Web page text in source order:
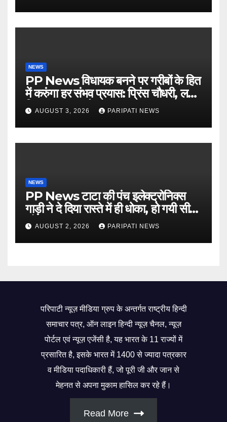
NEWS
PP News विधायक बनने पर गरीबों के हित
में करुंगा हर संभव प्रयास: प्रिंस चौधरी, लगाई
किसान मजदूर चौपाल
AUGUST 3, 2026 PARIPATI NEWS
NEWS
PP News टाटा की पंच इलेक्ट्रोनिक्स
गाड़ी ने दे दिया रास्ते में ही धोका, हो गयी सीज,
जो सब बताया झूठ
AUGUST 2, 2026 PARIPATI NEWS
परिपाटी न्यूज़ मीडिया ग्रुप के अन्तर्गत राष्ट्रीय हिन्दी
समाचार पत्र, ऑन लाइन हिन्दी न्यूज़ चैनल, न्यूज़
पोर्टल एवं न्यूज़ एजेंसी है, यह भारत के 11 राज्यों में
प्रसारित है, इसके भारत में 1400 से ज्यादा पत्रकार
व मीडिया पदाधिकारी हैं, जो पूरी जी और जान से
मेहनत से अपना मुकाम हासिल कर रहे हैं।
Read More